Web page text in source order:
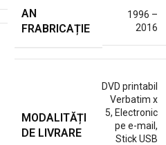
AN
FRABRICAȚIE
1996 –
2016
MODALITĂȚI
DE LIVRARE
DVD printabil
Verbatim x
5, Electronic
pe e-mail ,
Stick USB